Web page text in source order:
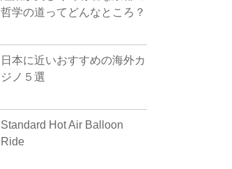
哲学の道ってどんなところ？
日本に近いおすすめの海外カ
ジノ５選
Standard Hot Air Balloon
Ride